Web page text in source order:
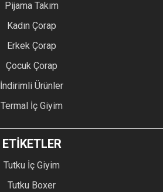
Pijama Takım
Kadın Çorap
Erkek Çorap
Çocuk Çorap
İndirimli Ürünler
Termal İç Giyim
ETİKETLER
Tutku İç Giyim
Tutku Boxer